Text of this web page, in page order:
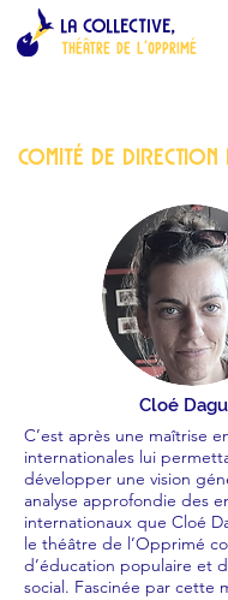
LA COLLECTIVE,
ThÉÂTRE DE L'OPPRIMÉ
COMITÉ de
Cloé
C’est après une maîtrise
internationales lui
développer une vision
analyse approfondie des
internationaux que Cloé
le théâtre de l’Opprimé
d’éducation populaire et
social. Fascinée par cette